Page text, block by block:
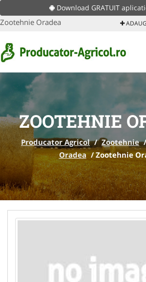
Download GRATUIT
Zootehnie Oradea
ZOOTEHNIE
Producator Agricol / Zootehnie
Oradea /Zootehnie